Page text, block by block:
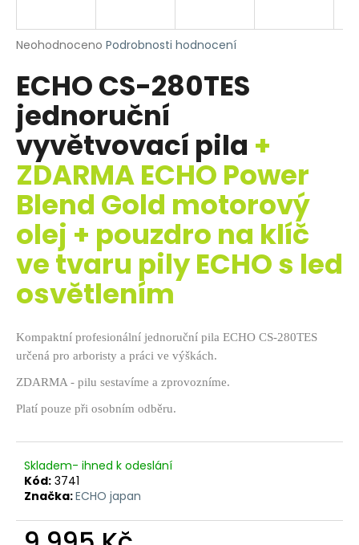
Průměrné
produktu
je
0,0
5
hvězdiček.
Neohodnoceno Podrobnosti hodnocení
ECHO CS-280TES
jednoruční
vyvětvovací pila +
ZDARMA ECHO Power
Blend Gold motorový
olej + pouzdro na klíč
ve tvaru pily ECHO s led
osvětlením
Kompaktní profesionální jednoruční pila ECHO CS-280TES
určená pro arboristy a práci ve výškách.
ZDARMA - pilu sestavíme a zprovozníme.
Platí pouze při osobním odběru.
Skladem- ihned k odeslání
Kód: 3741
Značka:ECHO japan
j
t
?
HLEDAT
D
o
p
o
u
č
u
e